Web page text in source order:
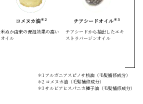
コメヌカ油＊2
米ぬか由来の保湿効果の高い
オイル
チアシードオイル＊3
チアシードから抽出したエキ
ストラバージンオイル
＊1 アルガニアスピノサ核油（毛髪補修成分）
＊2 コメヌカ油（毛髪補修成分）
＊3 サルビアヒスパニカ種子油（毛髪補修成分）